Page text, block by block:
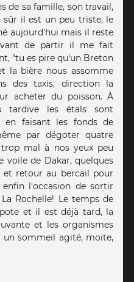
de sa famille, son travail,
il est un peu triste, le
aujourd'hui mais il reste
de partir il me fait
"tu es pire qu'un Breton
la bière nous assomme
des taxis, direction la
acheter du poisson. À
tardive les étals sont
en faisant les fonds de
par dégoter quatre
mal à nos yeux peu
voile de Dakar, quelques
et retour au bercail pour
l'occasion de sortir
Rochelle! Le temps de
et il est déjà tard, la
et les organismes
sommeil agité, moite,